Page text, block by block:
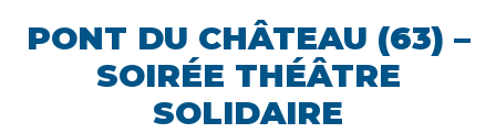
PONT DU CHÂTEAU (63) –
SOIRÉE THÉÂTRE
SOLIDAIRE